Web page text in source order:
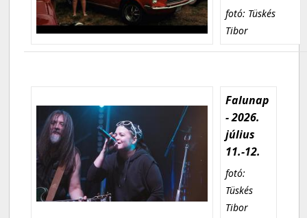
fotó: Tüskés
Tibor
Falunap
- 2026.
július
11.-12.
fotó:
Tüskés
Tibor